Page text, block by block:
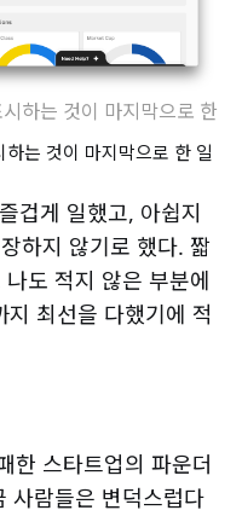
하는 것이 마지막으로 한
는 것이 마지막으로 한 일
겁게 일했고, 아쉽지
하지 않기로 했다. 짧
도 적지 않은 부분에
최선을 다했기에 적
한 스타트업의 파운더
사람들은 변덕스럽다